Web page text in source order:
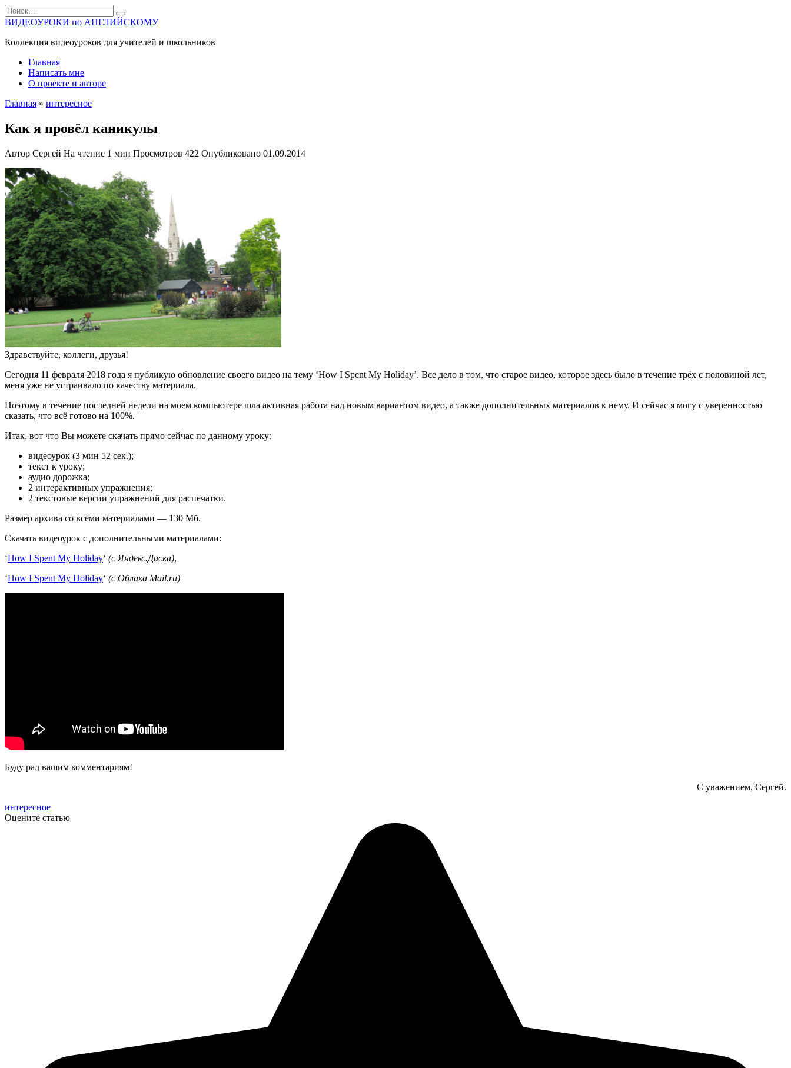
Перейти
к
содержанию
Search
for:
ВИДЕОУРОКИ по АНГЛИЙСКОМУ
Коллекция видеоуроков для учителей и школьников
Главная
Написать мне
О проекте и авторе
Главная » интересное
Как я провёл каникулы
Автор Сергей На чтение 1 мин Просмотров 422 Опубликовано 01.09.2014
Здравствуйте, коллеги, друзья!
Сегодня 11 февраля 2018 года я публикую обновление своего видео на тему ‘How I Spent My Holiday’. Все дело в том, что старое видео, которое здесь было в течение трёх с половиной лет,
меня уже не устраивало по качеству материала.
Поэтому в течение последней недели на моем компьютере шла активная работа над новым вариантом видео, а также дополнительных материалов к нему. И сейчас я могу с уверенностью
сказать, что всё готово на 100%.
Итак, вот что Вы можете скачать прямо сейчас по данному уроку:
видеоурок (3 мин 52 сек.);
текст к уроку;
аудио дорожка;
2 интерактивных упражнения;
2 текстовые версии упражнений для распечатки.
Размер архива со всеми материалами — 130 Мб.
Скачать видеоурок с дополнительными материалами:
‘How I Spent My Holiday‘ (с Яндекс.Диска),
‘How I Spent My Holiday‘ (с Облака Mail.ru)
Буду рад вашим комментариям!
С уважением, Сергей.
интересное
Оцените статью